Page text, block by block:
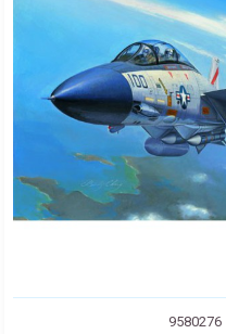
9580276